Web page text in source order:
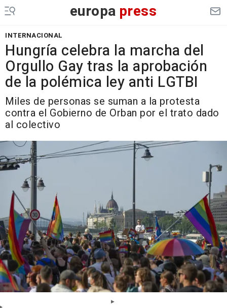
europa press
INTERNACIONAL
Hungría celebra la marcha del
Orgullo Gay tras la aprobación
de la polémica ley anti LGTBI
Miles de personas se suman a la protesta
contra el Gobierno de Orban por el trato dado
al colectivo